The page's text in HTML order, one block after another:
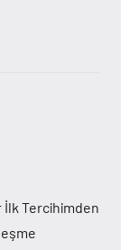
İlk Tercihimden